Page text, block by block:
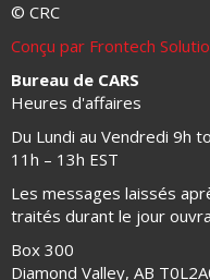
© CRC
Conçu par Frontech
Bureau de CARS
Heures d'affaires
Du Lundi au Vendredi 9h
11h – 13h EST
Les messages laissés
traités durant le jour
Box 300
Diamond Valley, AB